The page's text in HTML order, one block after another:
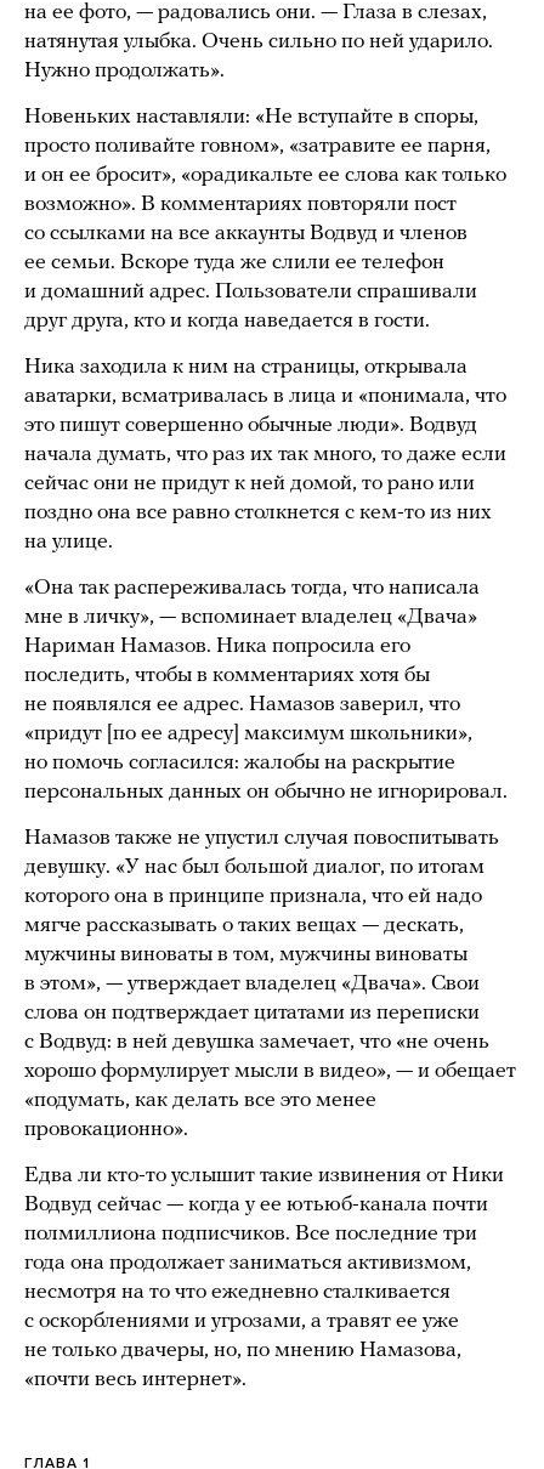
на ее фото, — радовались они. — Глаза в слезах,
натянутая улыбка. Очень сильно по ней ударило.
Нужно продолжать».
Новеньких наставляли: «Не вступайте в споры,
просто поливайте говном», «затравите ее парня,
и он ее бросит», «орадикальте ее слова как только
возможно». В комментариях повторяли пост
со ссылками на все аккаунты Водвуд и членов
ее семьи. Вскоре туда же слили ее телефон
и домашний адрес. Пользователи спрашивали
друг друга, кто и когда наведается в гости.
Ника заходила к ним на страницы, открывала
аватарки, всматривалась в лица и «понимала, что
это пишут совершенно обычные люди». Водвуд
начала думать, что раз их так много, то даже если
сейчас они не придут к ней домой, то рано или
поздно она все равно столкнется с кем-то из них
на улице.
«Она так распереживалась тогда, что написала
мне в личку», — вспоминает владелец «Двача»
Нариман Намазов. Ника попросила его
последить, чтобы в комментариях хотя бы
не появлялся ее адрес. Намазов заверил, что
«придут [по ее адресу] максимум школьники»,
но помочь согласился: жалобы на раскрытие
персональных данных он обычно не игнорировал.
Намазов также не упустил случая повоспитывать
девушку. «У нас был большой диалог, по итогам
которого она в принципе признала, что ей надо
мягче рассказывать о таких вещах — дескать,
мужчины виноваты в том, мужчины виноваты
в этом», — утверждает владелец «Двача». Свои
слова он подтверждает цитатами из переписки
с Водвуд: в ней девушка замечает, что «не очень
хорошо формулирует мысли в видео», — и обещает
«подумать, как делать все это менее
провокационно».
Едва ли кто-то услышит такие извинения от Ники
Водвуд сейчас — когда у ee ютьюб-канала почти
полмиллиона подписчиков. Все последние три
года она продолжает заниматься активизмом,
несмотря на то что ежедневно сталкивается
с оскорблениями и угрозами, а травят ее уже
не только двачеры, но, по мнению Намазова,
«почти весь интернет».
ГЛАВА 1